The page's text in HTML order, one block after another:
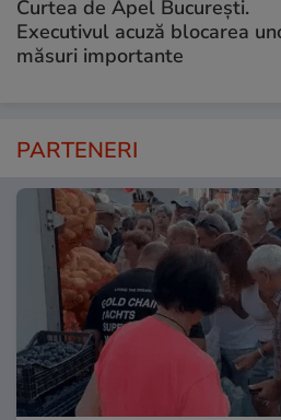
Curtea de Apel București.
Executivul acuză blocarea
măsuri importante
PARTENERI